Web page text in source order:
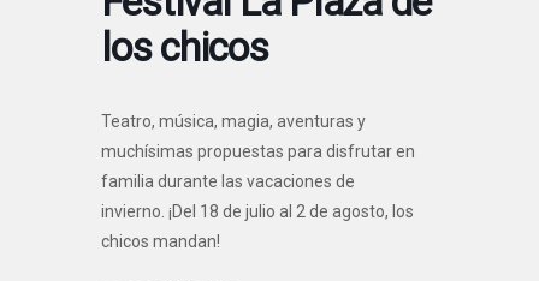
los chicos
Teatro, música, magia, aventuras y
muchísimas propuestas para disfrutar en
familia durante las vacaciones de
invierno. ¡Del 18 de julio al 2 de agosto, los
chicos mandan!